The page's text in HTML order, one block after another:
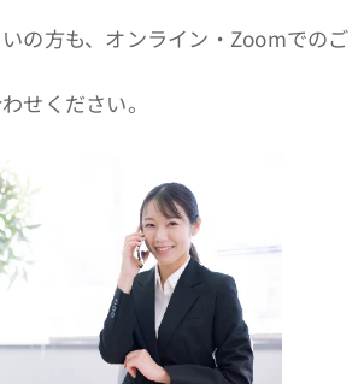
の方も、オンライン・Zoomでのご
せください。